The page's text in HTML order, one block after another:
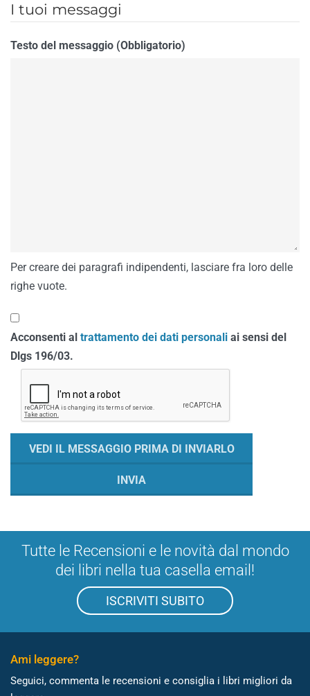
I tuoi messaggi
Testo del messaggio (Obbligatorio)
Per creare dei paragrafi indipendenti, lasciare fra loro delle
righe vuote.
Acconsenti al trattamento dei dati personali ai sensi del
Dlgs 196/03.
Tutte le Recensioni e le novità dal mondo
dei libri nella tua casella email!
ISCRIVITI SUBITO
Ami leggere?
Seguici, commenta le recensioni e consiglia i libri migliori da